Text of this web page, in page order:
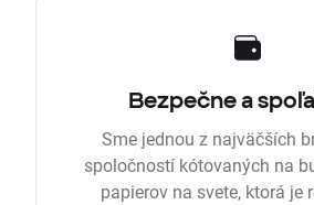
Bezpečne a
Sme jednou z najväčších
spoločností kótovaných na
papierov na svete, ktorá je